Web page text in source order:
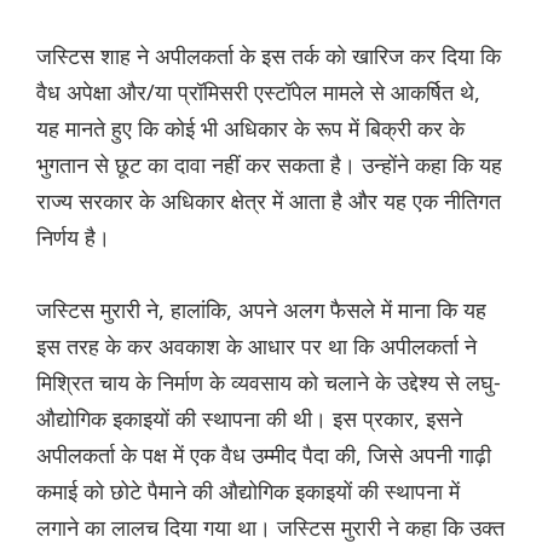
जस्टिस शाह ने अपीलकर्ता के इस तर्क को खारिज कर दिया कि
वैध अपेक्षा और/या प्रॉमिसरी एस्टॉपेल मामले से आकर्षित थे,
यह मानते हुए कि कोई भी अधिकार के रूप में बिक्री कर के
भुगतान से छूट का दावा नहीं कर सकता है। उन्होंने कहा कि यह
राज्य सरकार के अधिकार क्षेत्र में आता है और यह एक नीतिगत
निर्णय है।
जस्टिस मुरारी ने, हालांकि, अपने अलग फैसले में माना कि यह
इस तरह के कर अवकाश के आधार पर था कि अपीलकर्ता ने
मिश्रित चाय के निर्माण के व्यवसाय को चलाने के उद्देश्य से लघु-
औद्योगिक इकाइयों की स्थापना की थी। इस प्रकार, इसने
अपीलकर्ता के पक्ष में एक वैध उम्मीद पैदा की, जिसे अपनी गाढ़ी
कमाई को छोटे पैमाने की औद्योगिक इकाइयों की स्थापना में
लगाने का लालच दिया गया था। जस्टिस मुरारी ने कहा कि उक्त